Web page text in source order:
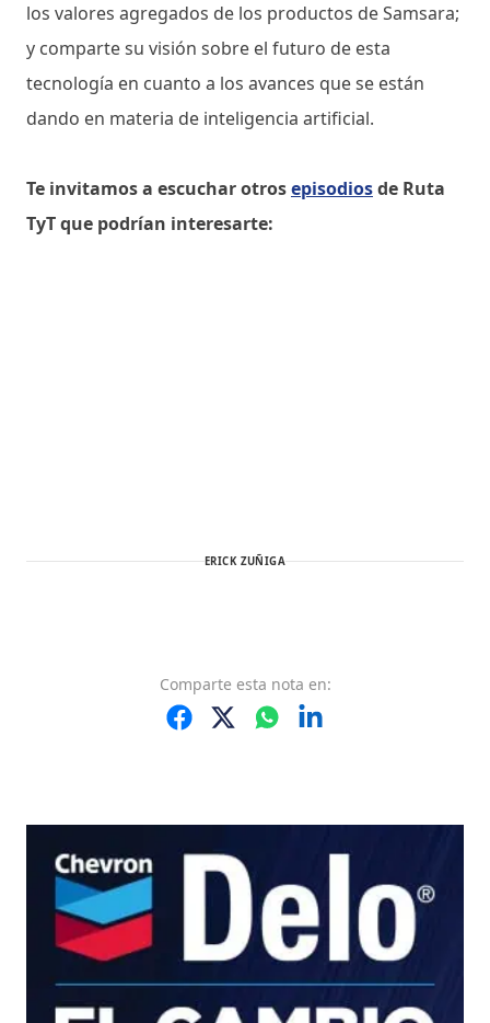
los valores agregados de los productos de Samsara;
y comparte su ​​visión sobre el futuro de esta
tecnología en cuanto a los avances que se están
dando en materia de inteligencia artificial.
Te invitamos a escuchar otrosepisodiosde Ruta
TyT que podrían interesarte:
ERICK ZUÑIGA
Comparte esta nota en: